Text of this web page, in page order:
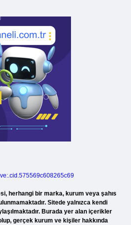
herhangi bir marka, kurum veya şahıs
Sitede yalnızca kendi
Burada yer alan içerikler
gerçek kurum ve kişiler hakkında